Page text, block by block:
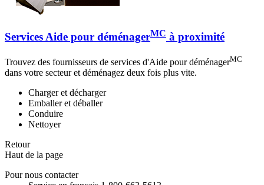
Services Aide pour déménagerMC à proximité
Trouvez des fournisseurs de services d'Aide pour déménagerMC
dans votre secteur et déménagez deux fois plus vite.
Charger et décharger
Emballer et déballer
Conduire
Nettoyer
Retour
Haut de la page
Pour nous contacter